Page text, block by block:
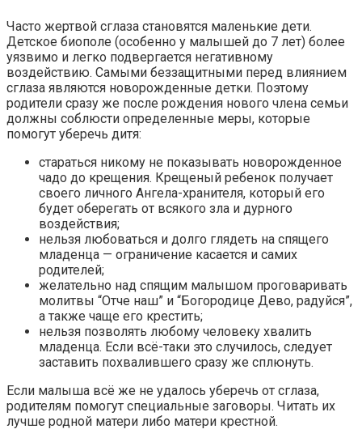
Часто жертвой сглаза становятся маленькие дети.
Детское биополе (особенно у малышей до 7 лет) более
уязвимо и легко подвергается негативному
воздействию. Самыми беззащитными перед влиянием
сглаза являются новорожденные детки. Поэтому
родители сразу же после рождения нового члена семьи
должны соблюсти определенные меры, которые
помогут уберечь дитя:
стараться никому не показывать новорожденное
чадо до крещения. Крещеный ребенок получает
своего личного Ангела-хранителя, который его
будет оберегать от всякого зла и дурного
воздействия;
нельзя любоваться и долго глядеть на спящего
младенца — ограничение касается и самих
родителей;
желательно над спящим малышом проговаривать
молитвы “Отче наш” и “Богородице Дево, радуйся”,
а также чаще его крестить;
нельзя позволять любому человеку хвалить
младенца. Если всё-таки это случилось, следует
заставить похвалившего сразу же сплюнуть.
Если малыша всё же не удалось уберечь от сглаза,
родителям помогут специальные заговоры. Читать их
лучше родной матери либо матери крестной.